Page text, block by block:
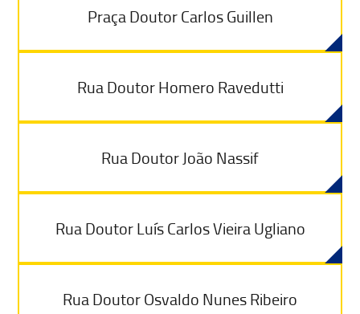
Praça Doutor Carlos Guillen
Rua Doutor Homero Ravedutti
Rua Doutor João Nassif
Rua Doutor Luís Carlos Vieira Ugliano
Rua Doutor Osvaldo Nunes Ribeiro